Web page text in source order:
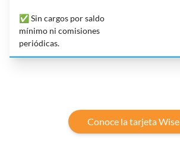
✅ Sin cargos por saldo
mínimo ni comisiones
periódicas.
Conoce la tarjeta Wise